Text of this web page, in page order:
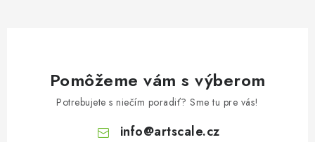
Pomôžeme vám s výberom
Potrebujete s niečím poradiť? Sme tu pre vás!
info@artscale.cz